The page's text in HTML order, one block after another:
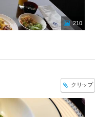
210
クリップ